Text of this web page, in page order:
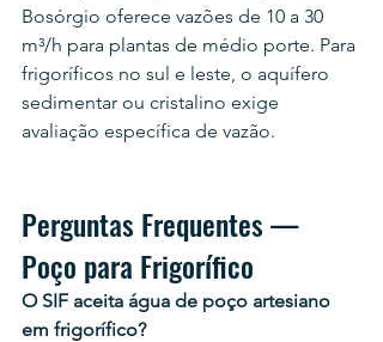
Bosórgio oferece vazões de 10 a 30
m³/h para plantas de médio porte. Para
frigoríficos no sul e leste, o aquífero
sedimentar ou cristalino exige
avaliação específica de vazão.
Perguntas Frequentes —
Poço para Frigorífico
O SIF aceita água de poço artesiano
em frigorífico?